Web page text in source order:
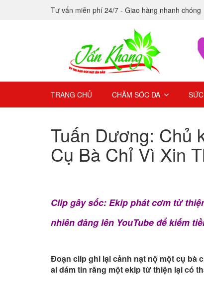
Tư vấn miễn phí 24/7 - Giao hàng nhanh chóng
TRANG CHỦ CHĂM SÓC DA
Tuấn Dương: Chủ
Cụ Bà Chỉ Vì Xin
Clip gây sốc: Ekip phát cơm từ
nhiên đăng lên YouTube để kiếm
Đoạn clip ghi lại cảnh nạt nộ một cụ bà
ai dám tin rằng một ekip từ thiện lại có